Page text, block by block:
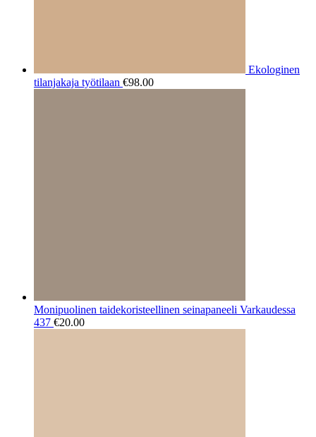
Ekologinen
tilanjakaja työtilaan €98.00
Monipuolinen taidekoristeellinen seinapaneeli Varkaudessa
437 €20.00